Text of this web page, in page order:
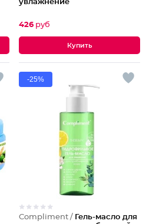
увлажнение
426 руб
-25%
Compliment / Гель-масло для